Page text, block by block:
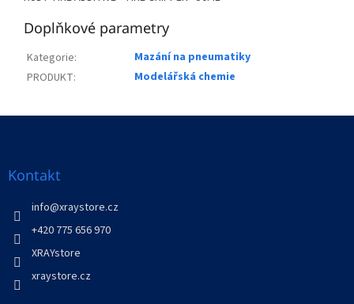
Doplňkové parametry
Kategorie:
Mazání na pneumatiky
PRODUKT: Modelářská chemie
Kontakt
info@xraystore.cz
+420 775 656 970
XRAYstore
xraystore.cz